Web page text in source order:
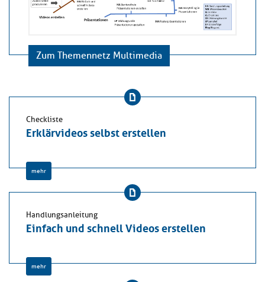
Zum Themennetz Multimedia
Checkliste
Erklärvideos selbst erstellen
mehr
Handlungsanleitung
Einfach und schnell Videos erstellen
mehr